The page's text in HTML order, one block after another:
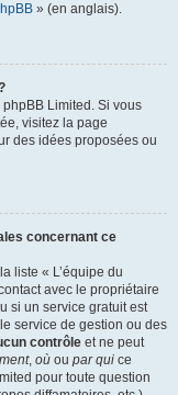
» (en anglais).
Limited. Si vous
visitez la page
des idées proposées ou
concernant ce
liste « L’équipe du
avec le propriétaire
si un service gratuit est
service de gestion ou des
contrôle et ne peut
, où ou par qui ce
pour toute question